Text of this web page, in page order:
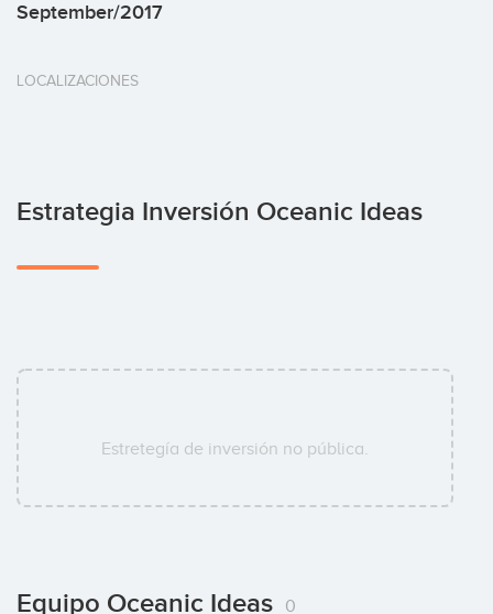
September/2017
LOCALIZACIONES
Estrategia Inversión Oceanic Ideas
Estretegía de inversión no pública.
Equipo Oceanic Ideas 0